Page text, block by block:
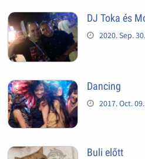
DJ Toka és
2020. Sep. 30.
Dancing
2017. Oct. 09.
Buli előtt